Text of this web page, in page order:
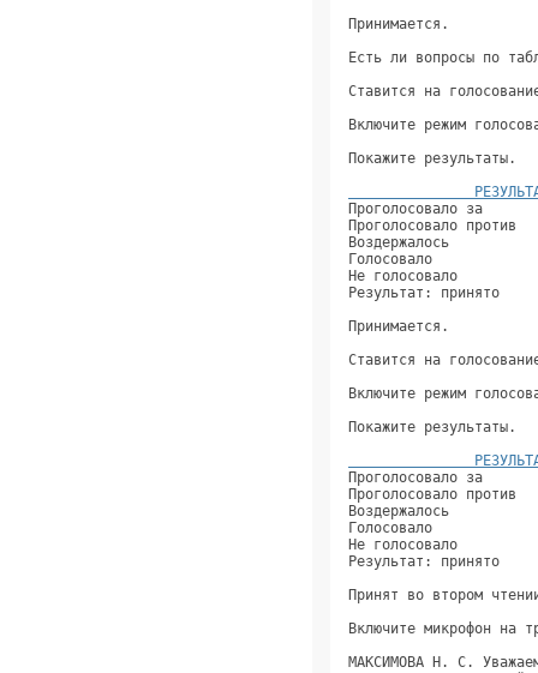
Есть ли
Ставится на
Не
Ставится на
Не
МАКСИМОВА Н. С.